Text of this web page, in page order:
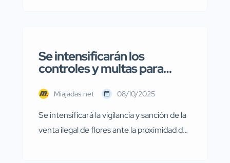
“Ridi Pagliaccio”. Será una cita ideal para
disfrutar en familia, combinando risas,
Se intensificarán los
controles y multas para
flores en Día de Todos los
Miajadas.net 08/10/2025
Se intensificará la vigilancia y sanción de la
venta ilegal de flores ante la proximidad del